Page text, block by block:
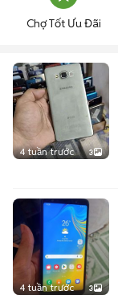
Chợ Tốt Ưu Đãi
4 tuần trước 3
4 tuần trước 3